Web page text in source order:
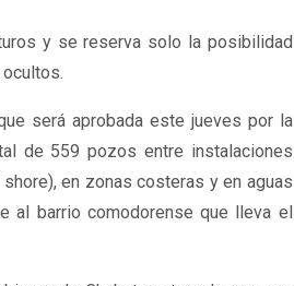
y se reserva solo la posibilidad
será aprobada este jueves por la
de 559 pozos entre instalaciones
en zonas costeras y en aguas
al barrio comodorense que lleva el